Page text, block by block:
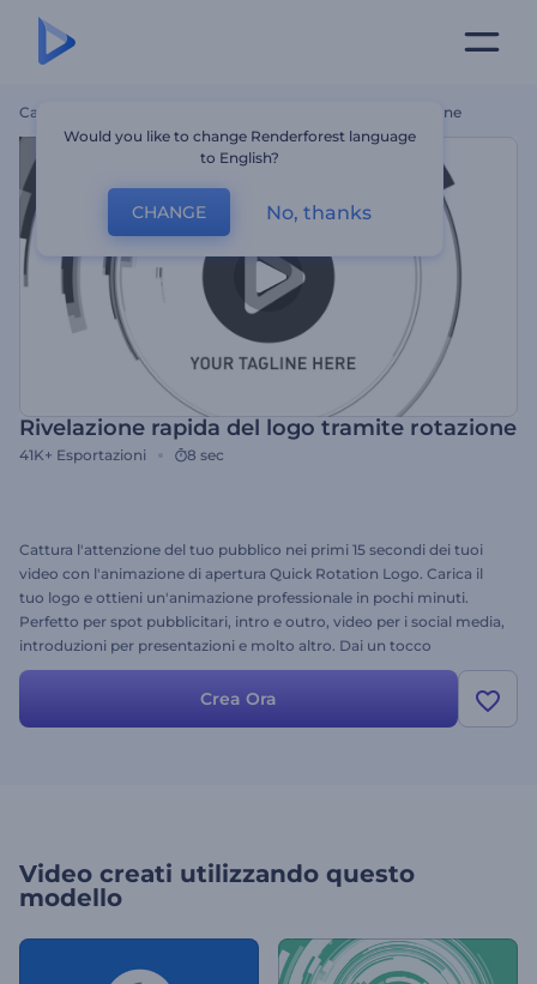
Casa Rivelazione Rapida Del Logo Tramite Rotazione
Rivelazione rapida del logo tramite rotazione
41K+ Esportazioni 8 sec
Cattura l'attenzione del tuo pubblico nei primi 15 secondi dei tuoi
video con l'animazione di apertura Quick Rotation Logo. Carica il
tuo logo e ottieni un'animazione professionale in pochi minuti.
Perfetto per spot pubblicitari, intro e outro, video per i social media,
introduzioni per presentazioni e molto altro. Dai un tocco
professionale ai tuoi video e alle tue presentazioni. Provalo subito
Crea Ora
Video creati utilizzando questo
modello
Would you like to change Renderforest language
to English?
CHANGE No, thanks